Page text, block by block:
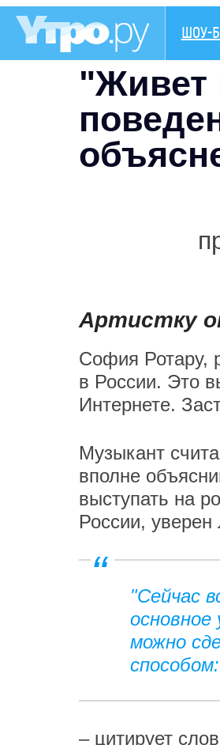
ШОУ-
"Живет
Артистку
София Ротару,
в России. Это
Интернете.
Музыкант
вполне
выступать на
России, уверен
"Сейчас
можно
– цитирует